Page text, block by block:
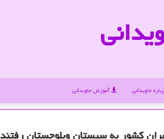
جاویدانی آموزش جاویدانی